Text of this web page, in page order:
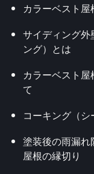
カラーベスト
サイディング外
ング）とは
カラーベスト
て
コーキング（
塗装後の雨漏れ
屋根の縁切り